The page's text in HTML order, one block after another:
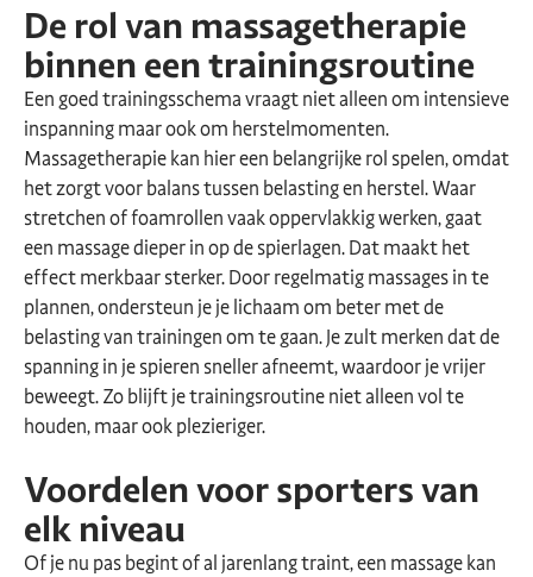
De rol van massagetherapie
binnen een trainingsroutine
Een goed trainingsschema vraagt niet alleen om intensieve
inspanning maar ook om herstelmomenten.
Massagetherapie kan hier een belangrijke rol spelen, omdat
het zorgt voor balans tussen belasting en herstel. Waar
stretchen of foamrollen vaak oppervlakkig werken, gaat
een massage dieper in op de spierlagen. Dat maakt het
effect merkbaar sterker. Door regelmatig massages in te
plannen, ondersteun je je lichaam om beter met de
belasting van trainingen om te gaan. Je zult merken dat de
spanning in je spieren sneller afneemt, waardoor je vrijer
beweegt. Zo blijft je trainingsroutine niet alleen vol te
houden, maar ook plezieriger.
Voordelen voor sporters van
elk niveau
Of je nu pas begint of al jarenlang traint, een massage kan